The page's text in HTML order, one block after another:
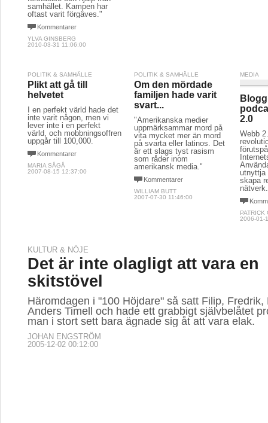
samhället. Kampen har
oftast varit förgäves."
Kommentarer
YLVA GINSBERG
2010-03-31 11:06:00
POLITIK & SAMHÄLLE
Plikt att gå till
helvetet
I en perfekt värld hade det
inte varit någon, men vi
lever inte i en perfekt
värld, och mobbningsoffren
uppgår till 100,000.
Kommentarer
MARIA SÅGÅ
2007-08-15 12:37:00
POLITIK & SAMHÄLLE
Om den mördade
familjen hade varit
svart...
"Amerikanska medier
uppmärksammar mord på
vita mycket mer än mord
på svarta eller latinos. Det
är ett slags tyst rasism
som råder inom
amerikansk media."
Kommentarer
WILLIAM BUTT
2007-07-30 11:46:00
MEDIA
2.0
Webb
utnyttja
skapa
nätverk.
PATRICK
2006-01-
KULTUR & NÖJE
Det är inte olagligt att vara en
skitstövel
Häromdagen i "100 Höjdare" så satt Filip, Fredrik,
Anders Timell och hade ett grabbigt självbelåtet
man i stort sett bara ägnade sig åt att vara elak.
JOHAN ENGSTRÖM
2005-12-02 00:12:00